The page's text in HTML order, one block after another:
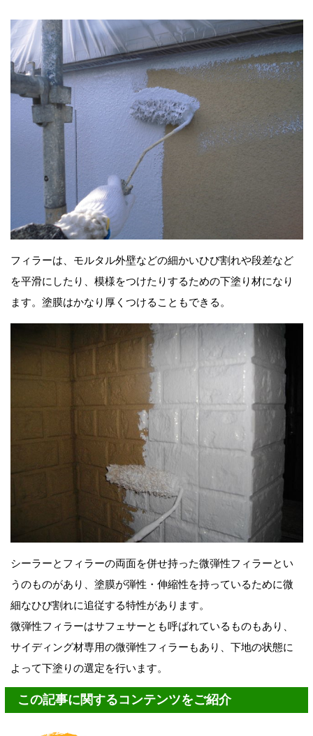
フィラーは、モルタル外壁などの細かいひび割れや段差など
を平滑にしたり、模様をつけたりするための下塗り材になり
ます。塗膜はかなり厚くつけることもできる。
シーラーとフィラーの両面を併せ持った微弾性フィラーとい
うのものがあり、塗膜が弾性・伸縮性を持っているために微
細なひび割れに追従する特性があります。
微弾性フィラーはサフェサーとも呼ばれているものもあり、
サイディング材専用の微弾性フィラーもあり、下地の状態に
よって下塗りの選定を行います。
この記事に関するコンテンツをご紹介